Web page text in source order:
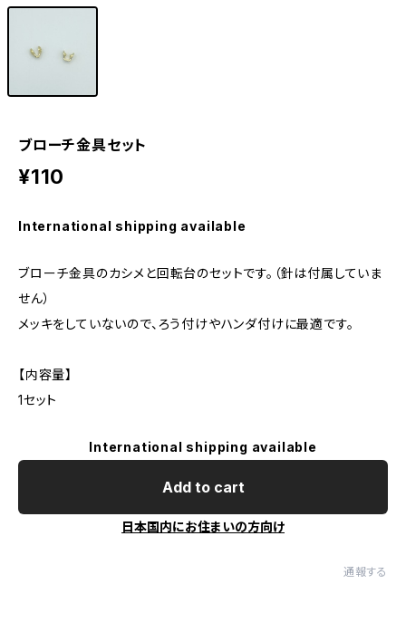
ブローチ金具セット
¥110
International shipping available
ブローチ金具のカシメと回転台のセットです。（針は付属していま
せん）
メッキをしていないので、ろう付けやハンダ付けに最適です。
【内容量】
1セット
International shipping available
Add to cart
日本国内にお住まいの方向け
通報する